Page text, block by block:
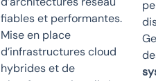
fiables et performantes.
Mise en place
d’infrastructures cloud
hybrides et de